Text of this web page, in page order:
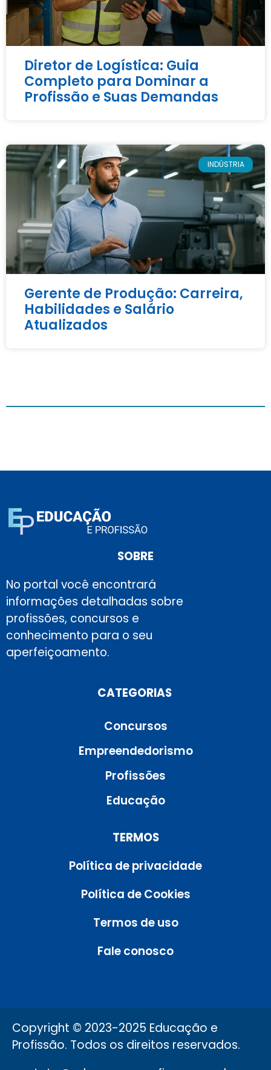
Diretor de Logística: Guia
Completo para Dominar a
Profissão e Suas Demandas
INDÚSTRIA
Gerente de Produção: Carreira,
Habilidades e Salário
Atualizados
SOBRE
No portal você encontrará
informações detalhadas sobre
profissões, concursos e
conhecimento para o seu
aperfeiçoamento.
CATEGORIAS
Concursos
Empreendedorismo
Profissões
Educação
TERMOS
Política de privacidade
Política de Cookies
Termos de uso
Fale conosco
Copyright © 2023-2025 Educação e
Profissão. Todos os direitos reservados.